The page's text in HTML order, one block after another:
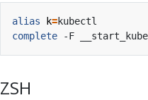
alias k=
complete
ZSH